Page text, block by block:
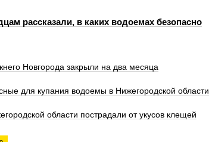
рассказали, в каких водоемах безопасно
Новгорода закрыли на два месяца
для купания водоемы в Нижегородской области
области пострадали от укусов клещей